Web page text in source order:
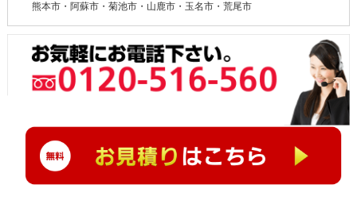
熊本市・阿蘇市・菊池市・山鹿市・玉名市・荒尾市